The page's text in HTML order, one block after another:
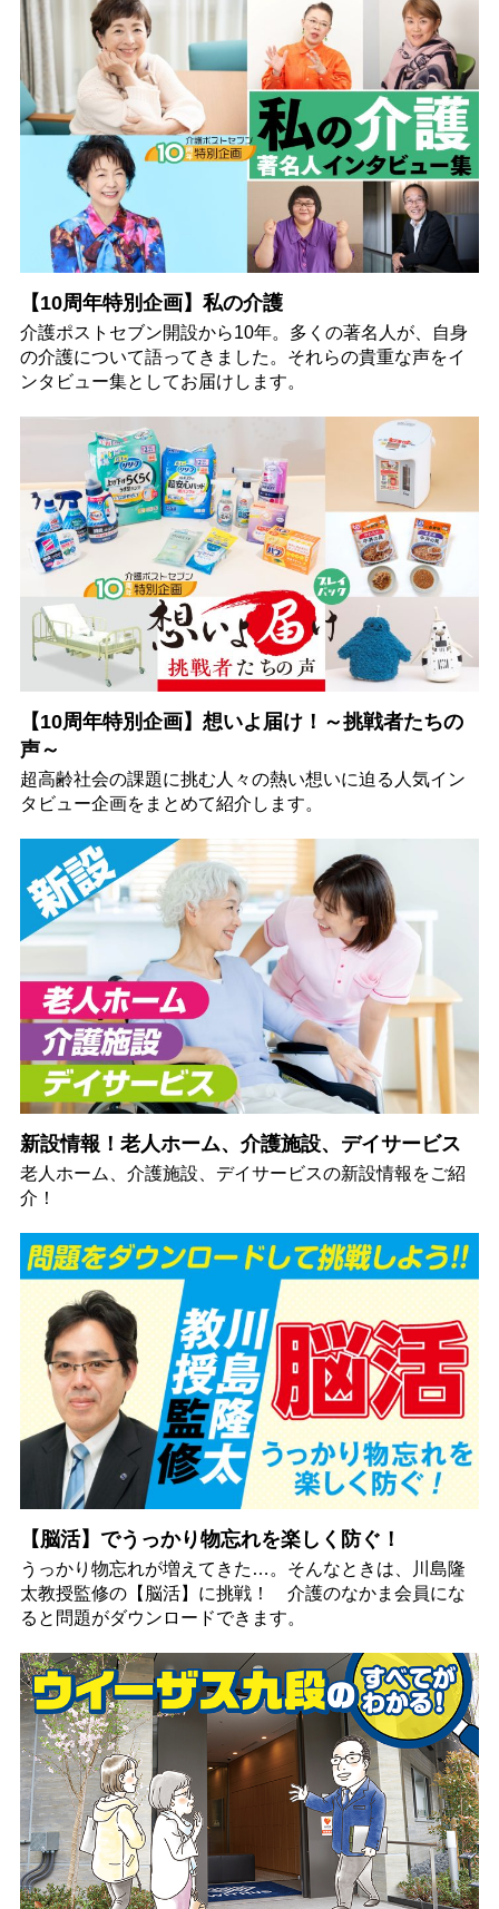
【10周年特別企画】私の介護
介護ポストセブン開設から10年。多くの著名人が、自身
の介護について語ってきました。それらの貴重な声をイ
ンタビュー集としてお届けします。
【10周年特別企画】想いよ届け！～挑戦者たちの
声～
超高齢社会の課題に挑む人々の熱い想いに迫る人気イン
タビュー企画をまとめて紹介します。
新設情報！老人ホーム、介護施設、デイサービス
老人ホーム、介護施設、デイサービスの新設情報をご紹
介！
【脳活】でうっかり物忘れを楽しく防ぐ！
うっかり物忘れが増えてきた…。そんなときは、川島隆
太教授監修の【脳活】に挑戦！ 介護のなかま会員にな
ると問題がダウンロードできます。